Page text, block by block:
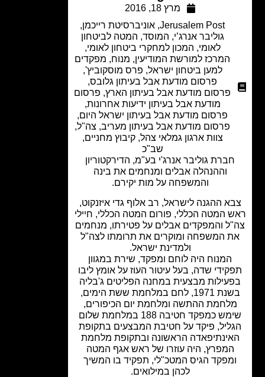
מרץ 18, 2016
Jerusalem Post
,אוניברסיטת רייכמן,
גוליבר אנרג’י,המוסד,המטה לביטחון
המכון למחקרי ביטחון לאומי,
המרכז למורשת המודיעין,מנוח,מפקדים
למען ביטחון ישראל, פרס מוסקוביץ',
פרסום מודעת אבל בעיתון גלובס,
פרסום מודעת אבל בעיתון הארץ,פרסום
מודעת אבל בעיתון ידיעות אחרונות,
פרסום מודעת אבל בעיתון ישראל היום,
פרסום מודעת אבל בעיתון מעריב, צה"ל,
צוות ארגון גמלאי צהל,קיבוץ מחניים,
גוליבר אנרג'י בע"מ, הדירקטוריון
וההנהלה אבלים ומנחמים את בינה
והמשפחה על מות יקירם.
ההגנה לישראל, רב אלוף גדי איזנקוט,
המטה הכללי, פורום המטה הכללי, חיילי
והמפקדים אבלים על פטירתו, מנחמים
המשפחה ומוקרים את תרומתו לצה"ל
ולמדינת ישראל.
המנוח היה לוחם ומפקד, שירת במגוון
שדה, בעל עיטור העוז על אומץ ליבו
מבצעית במחנה הפליטים ג'בליה
בשנת 1971, לחם במלחמת ששת הימים,
ההתשה ומלחמת יום הכיפורים,
שימש כמפקד חטיבה 188 במלחמת שלום
פיקד על חטיבת המבצעים בתקופת
הראשונה ובתקופת מלחמת
המפרץ, היה עוזרו של ראש אגף המטה
הגיס המטכ"לי, תפקיד בו המשיך
לכהן במילואים.